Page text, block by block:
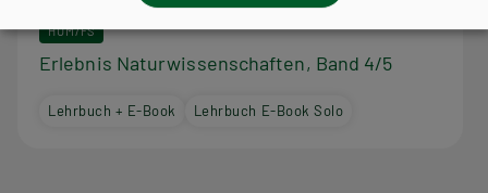
HUM/FS
Erlebnis Naturwissenschaften, Band 4/5
Lehrbuch + E-Book Lehrbuch E-Book Solo